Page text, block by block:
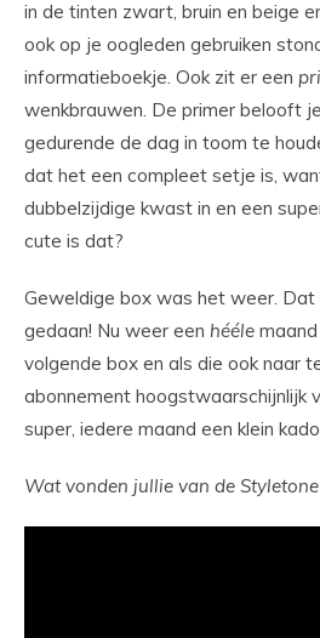
in de tinten zwart, bruin en beige
ook op je oogleden gebruiken
informatieboekje. Ook zit er een
wenkbrauwen. De primer belooft
gedurende de dag in toom te
dat het een compleet setje is,
dubbelzijdige kwast in en een
cute is dat?
Geweldige box was het weer. Dat
gedaan! Nu weer een hééle
volgende box en als die ook naar
abonnement hoogstwaarschijnlijk
super, iedere maand een klein
Wat vonden jullie van de